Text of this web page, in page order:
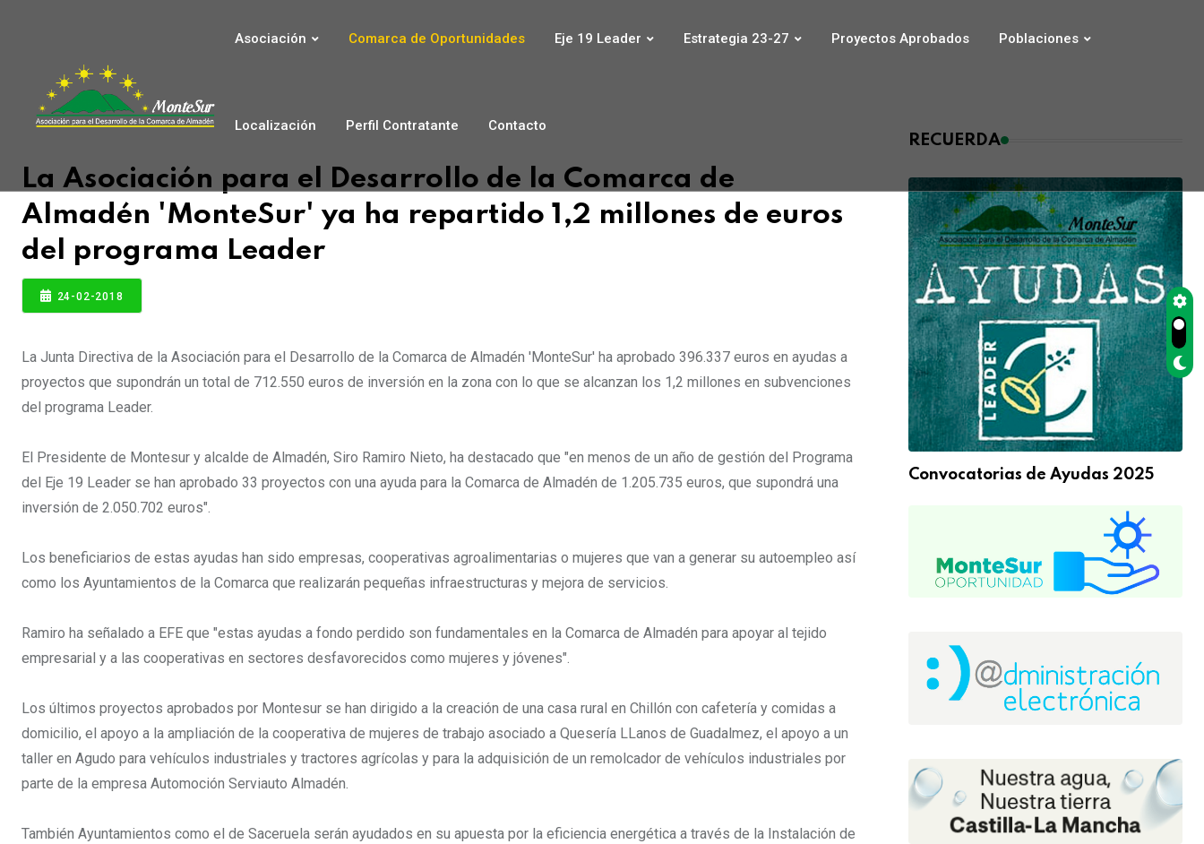
Asociación Comarca de Oportunidades Eje 19 Leader Estrategia 23-27 Proyectos Aprobados Poblaciones
Localización Perfil Contratante Contacto
La Asociación para el Desarrollo de la Comarca de
Almadén 'MonteSur' ya ha repartido 1,2 millones de euros
del programa Leader
24-02-2018
La Junta Directiva de la Asociación para el Desarrollo de la Comarca de Almadén 'MonteSur' ha aprobado 396.337 euros en ayudas a
proyectos que supondrán un total de 712.550 euros de inversión en la zona con lo que se alcanzan los 1,2 millones en subvenciones
del programa Leader.
El Presidente de Montesur y alcalde de Almadén, Siro Ramiro Nieto, ha destacado que "en menos de un año de gestión del Programa
del Eje 19 Leader se han aprobado 33 proyectos con una ayuda para la Comarca de Almadén de 1.205.735 euros, que supondrá una
inversión de 2.050.702 euros".
Los beneficiarios de estas ayudas han sido empresas, cooperativas agroalimentarias o mujeres que van a generar su autoempleo así
como los Ayuntamientos de la Comarca que realizarán pequeñas infraestructuras y mejora de servicios.
Ramiro ha señalado a EFE que "estas ayudas a fondo perdido son fundamentales en la Comarca de Almadén para apoyar al tejido
empresarial y a las cooperativas en sectores desfavorecidos como mujeres y jóvenes".
Los últimos proyectos aprobados por Montesur se han dirigido a la creación de una casa rural en Chillón con cafetería y comidas a
domicilio, el apoyo a la ampliación de la cooperativa de mujeres de trabajo asociado a Quesería LLanos de Guadalmez, el apoyo a un
taller en Agudo para vehículos industriales y tractores agrícolas y para la adquisición de un remolcador de vehículos industriales por
parte de la empresa Automoción Serviauto Almadén.
También Ayuntamientos como el de Saceruela serán ayudados en su apuesta por la eficiencia energética a través de la Instalación de
RECUERDA
Convocatorias de Ayudas 2025